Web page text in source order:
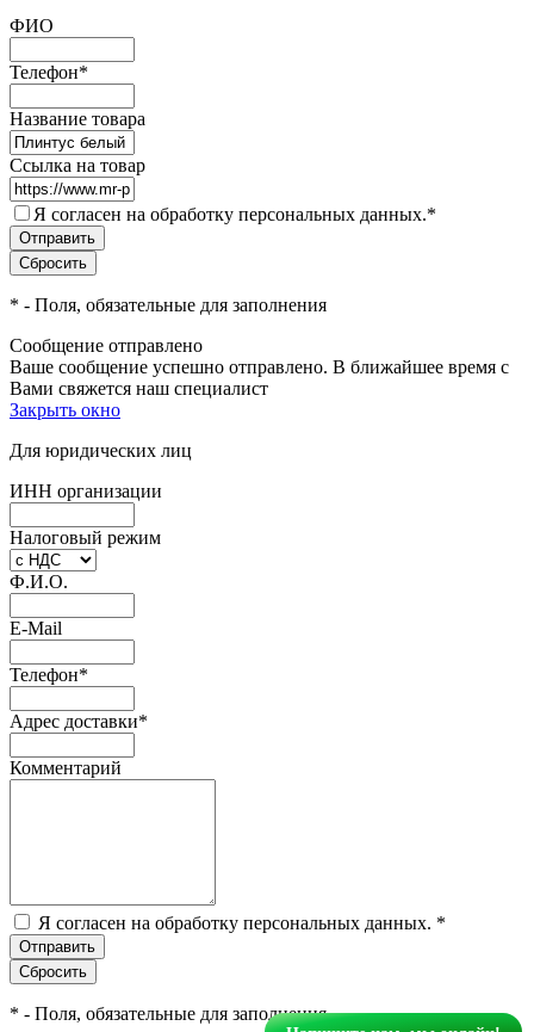
ФИО
Телефон*
Название товара
Ссылка на товар
Я согласен на обработку персональных данных.*
* - Поля, обязательные для заполнения
Сообщение отправлено
Ваше сообщение успешно отправлено. В ближайшее время с
Вами свяжется наш специалист
Закрыть окно
Для юридических лиц
ИНН организации
Налоговый режим
Ф.И.О.
E-Mail
Телефон*
Адрес доставки*
Комментарий
Я согласен на обработку персональных данных. *
* - Поля, обязательные для заполнения